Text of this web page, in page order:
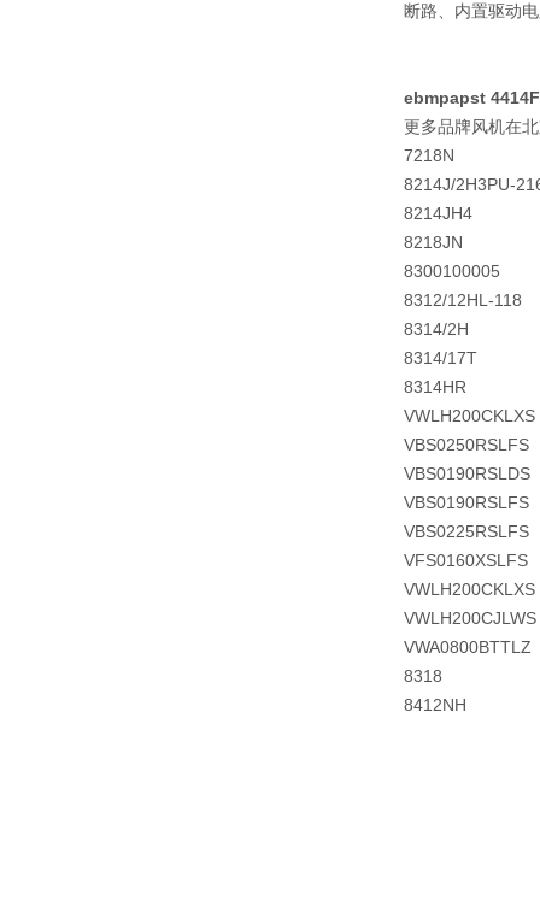
断路、内置驱动
ebmpapst
更多品牌风机在
7218N
8214J/2H3PU-
8214JH4
8218JN
8300100005
8312/12HL-118
8314/2H
8314/17T
8314HR
VWLH200CKLXS
VBS0250RSLFS
VBS0190RSLDS
VBS0190RSLFS
VBS0225RSLFS
VFS0160XSLFS
VWLH200CKLXS
VWLH200CJLWS
VWA0800BTTLZ
8318
8412NH